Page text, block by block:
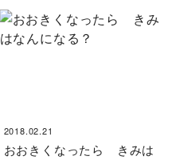
2018.02.21
おおきくなったら きみは